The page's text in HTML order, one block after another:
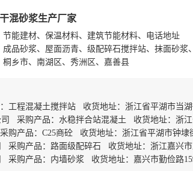
混砂浆生产厂家
节能建材、保温材料、建筑节能材料、电话地址
成品砂浆、屋面沥青、级配碎石搅拌站、抹面砂浆
桐乡市、南湖区、秀洲区、嘉善县
工程混凝土搅拌站 收货地址：浙江省平湖市当湖
采购产品：水稳拌合站混凝土 收货地址：浙
购产品：C25商砼 收货地址：浙江省平湖市钟埭
采购产品：路面级配碎石 收货地址：浙江嘉兴
采购产品：内墙砂浆 收货地址：嘉兴市勤俭路